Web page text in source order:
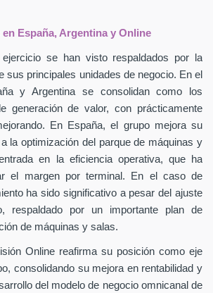
España, Argentina y Online
ejercicio se han visto respaldados por la
sus principales unidades de negocio. En el
y Argentina se consolidan como los
generación de valor, con prácticamente
En España, el grupo mejora su
la optimización del parque de máquinas y
en la eficiencia operativa, que ha
el margen por terminal. En el caso de
ha sido significativo a pesar del ajuste
respaldado por un importante plan de
de máquinas y salas.
Online reafirma su posición como eje
consolidando su mejora en rentabilidad y
del modelo de negocio omnicanal de